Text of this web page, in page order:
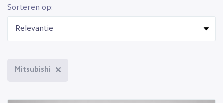
Sorteren op:
Mitsubishi